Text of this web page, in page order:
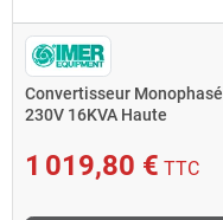
Convertisseur Monophasé
230V 16KVA Haute
48x20x31cm
1 019,80 € TTC